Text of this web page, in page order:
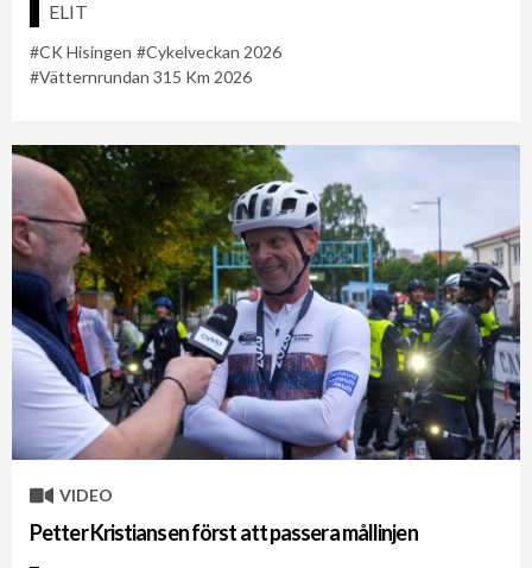
ELIT
CK Hisingen
Cykelveckan 2026
Vätternrundan 315 Km 2026
VIDEO
Petter Kristiansen först att passera mållinjen